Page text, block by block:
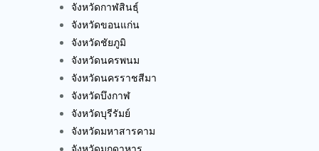
จังหวัดกาฬสินธุ์
จังหวัดขอนแก่น
จังหวัดชัยภูมิ
จังหวัดนครพนม
จังหวัดนครราชสีมา
จังหวัดบึงกาฬ
จังหวัดบุรีรัมย์
จังหวัดมหาสารคาม